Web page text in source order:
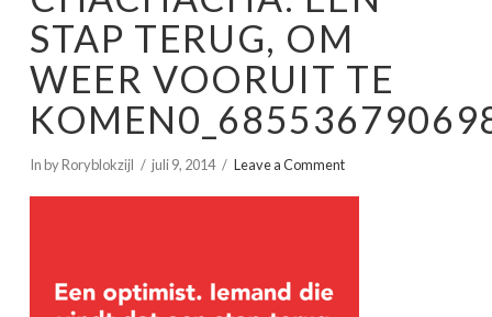
STAP TERUG, OM
WEER VOORUIT TE
In by Roryblokzijl juli 9, 2014 Leave a Comment